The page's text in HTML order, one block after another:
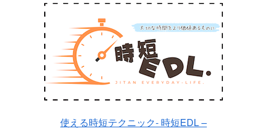
使える時短テクニック- 時短EDL –